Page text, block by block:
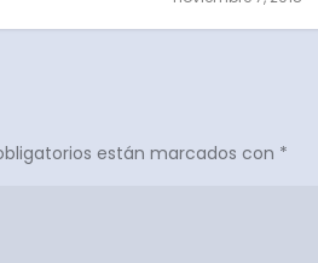
están marcados con *